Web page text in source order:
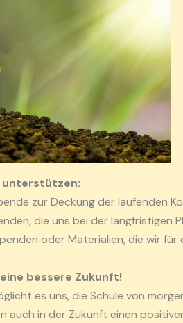
unterstützen:
zur Deckung der laufenden
die uns bei der langfristigen
oder Materialien, die wir für
bessere Zukunft!
es uns, die Schule von
auch in der Zukunft einen